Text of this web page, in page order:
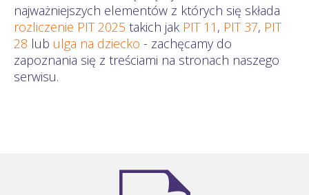
najważniejszych elementów z których się składa
rozliczenie PIT 2025 takich jak PIT 11 , PIT 37, PIT
28 lub ulga na dziecko - zachęcamy do
zapoznania się z treściami na stronach naszego
serwisu.